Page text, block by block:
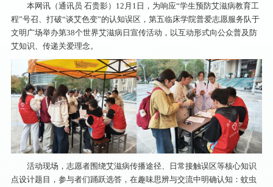
本网讯（通讯员 石贵影）12月1日，为响应“学生预防艾滋病教育工
程”号召、打破“谈艾色变”的认知误区，第五临床学院普爱志愿服务队于
文明广场举办第38个世界艾滋病日宣传活动，以互动形式向公众普及防
艾知识、传递关爱理念。
活动现场，志愿者围绕艾滋病传播途径、日常接触误区等核心知识
点设计题目，参与者们踊跃选答，在趣味思辨与交流中明确认知：蚊虫